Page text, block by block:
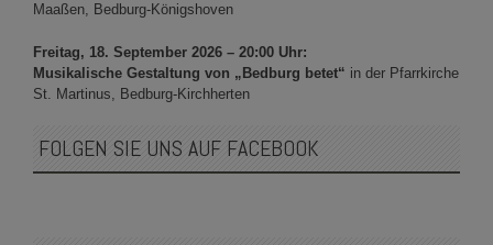
Maaßen, Bedburg-Königshoven
Freitag, 18. September 2026 – 20:00 Uhr:
Musikalische Gestaltung von „Bedburg betet“ in der Pfarrkirche
St. Martinus, Bedburg-Kirchherten
FOLGEN SIE UNS AUF FACEBOOK